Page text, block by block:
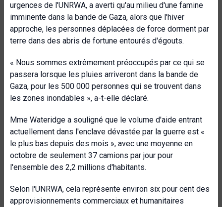
urgences de l'UNRWA, a averti qu'au milieu d'une famine
imminente dans la bande de Gaza, alors que l'hiver
approche, les personnes déplacées de force dorment par
terre dans des abris de fortune entourés d'égouts.
« Nous sommes extrêmement préoccupés par ce qui se
passera lorsque les pluies arriveront dans la bande de
Gaza, pour les 500 000 personnes qui se trouvent dans
les zones inondables », a-t-elle déclaré.
Mme Wateridge a souligné que le volume d'aide entrant
actuellement dans l'enclave dévastée par la guerre est «
le plus bas depuis des mois », avec une moyenne en
octobre de seulement 37 camions par jour pour
l'ensemble des 2,2 millions d'habitants.
Selon l'UNRWA, cela représente environ six pour cent des
approvisionnements commerciaux et humanitaires